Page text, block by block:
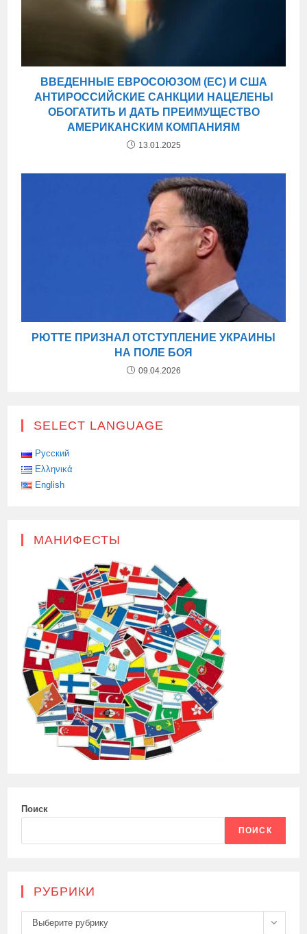
ВВЕДЕННЫЕ ЕВРОСОЮЗОМ (ЕС) И США
АНТИРОССИЙСКИЕ САНКЦИИ НАЦЕЛЕНЫ
ОБОГАТИТЬ И ДАТЬ ПРЕИМУЩЕСТВО
АМЕРИКАНСКИМ КОМПАНИЯМ
13.01.2025
РЮТТЕ ПРИЗНАЛ ОТСТУПЛЕНИЕ УКРАИНЫ
НА ПОЛЕ БОЯ
09.04.2026
SELECT LANGUAGE
Русский
Ελληνικά
English
МАНИФЕСТЫ
Поиск
ПОИСК
РУБРИКИ
Рубрики
Выберите рубрику